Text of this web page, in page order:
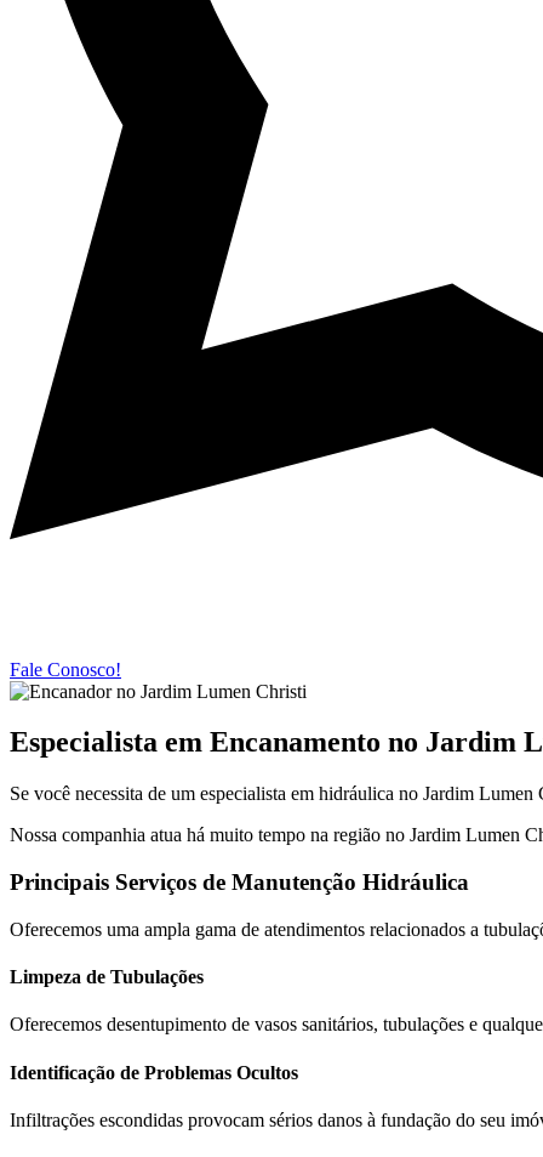
Fale Conosco!
Especialista em Encanamento no Jardim
Se você necessita de um especialista em hidráulica no Jardim
Nossa companhia atua há muito tempo na região no Jardim Lumen
Principais Serviços de Manutenção Hidráulica
Oferecemos uma ampla gama de atendimentos relacionados a
Limpeza de Tubulações
Oferecemos desentupimento de vasos sanitários, tubulações e
Identificação de Problemas Ocultos
Infiltrações escondidas provocam sérios danos à fundação do seu